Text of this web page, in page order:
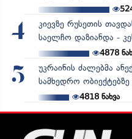
4
კიევზე რუსეთის
საელჩო დაზიანდა -
4878
5
უკრაინის ძალებმა
სამხედრო ობიექტებზე
4818ნახვა